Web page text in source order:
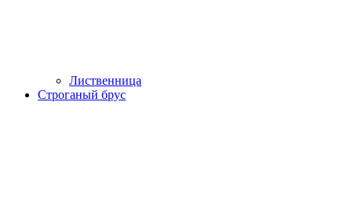
Лиственница
Строганый брус